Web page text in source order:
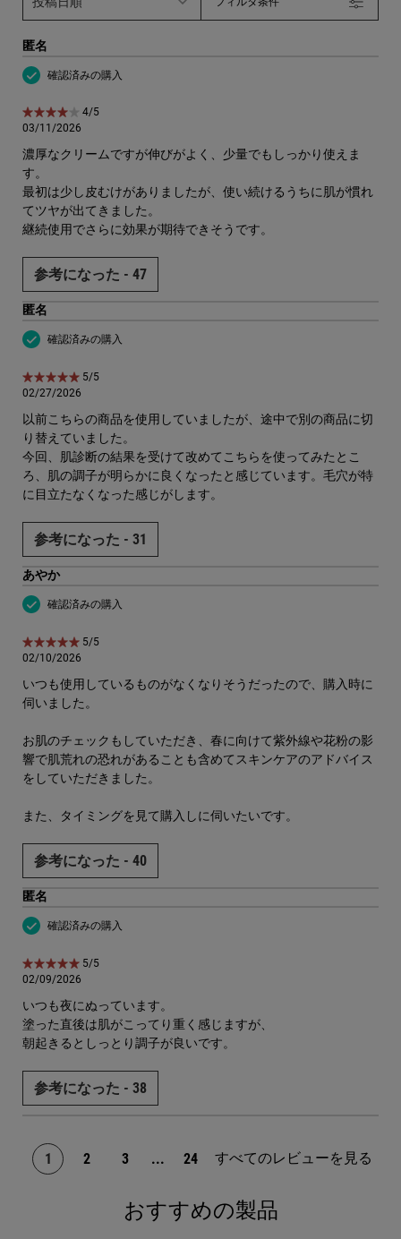
匿名
確認済みの購入
5星中4。
4/5
03/11/2026
濃厚なクリームですが伸びがよく、少量でもしっかり使えま
す。
最初は少し皮むけがありましたが、使い続けるうちに肌が慣れ
てツヤが出てきました。
継続使用でさらに効果が期待できそうです。
参考になった - 47
匿名
確認済みの購入
5星中5。
5/5
02/27/2026
以前こちらの商品を使用していましたが、途中で別の商品に切
り替えていました。
今回、肌診断の結果を受けて改めてこちらを使ってみたとこ
ろ、肌の調子が明らかに良くなったと感じています。毛穴が特
に目立たなくなった感じがします。
参考になった - 31
あやか
確認済みの購入
5星中5。
5/5
02/10/2026
いつも使用しているものがなくなりそうだったので、購入時に
伺いました。
お肌のチェックもしていただき、春に向けて紫外線や花粉の影
響で肌荒れの恐れがあることも含めてスキンケアのアドバイス
をしていただきました。
また、タイミングを見て購入しに伺いたいです。
参考になった - 40
匿名
確認済みの購入
5星中5。
5/5
02/09/2026
いつも夜にぬっています。
塗った直後は肌がこってり重く感じますが、
朝起きるとしっとり調子が良いです。
参考になった - 38
ページ 1/24。 現在のページ
1 2 3 ... 24 すべてのレビューを見る
おすすめの製品